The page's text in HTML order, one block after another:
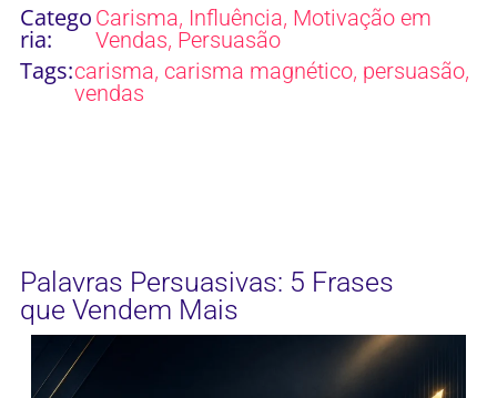
Catego
ria:
Carisma, Influência, Motivação em
Vendas, Persuasão
Tags:carisma, carisma magnético, persuasão,
vendas
Palavras Persuasivas: 5 Frases
que Vendem Mais